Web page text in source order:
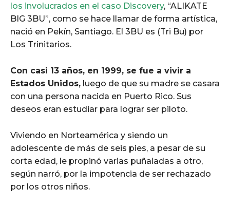
los involucrados en el caso Discovery, “ALIKATE
BIG 3BU”, como se hace llamar de forma artística,
nació en Pekín, Santiago. El 3BU es (Tri Bu) por
Los Trinitarios.
Con casi 13 años, en 1999, se fue a vivir a
Estados Unidos, luego de que su madre se casara
con una persona nacida en Puerto Rico. Sus
deseos eran estudiar para lograr ser piloto.
Viviendo en Norteamérica y siendo un
adolescente de más de seis pies, a pesar de su
corta edad, le propinó varias puñaladas a otro,
según narró, por la impotencia de ser rechazado
por los otros niños.